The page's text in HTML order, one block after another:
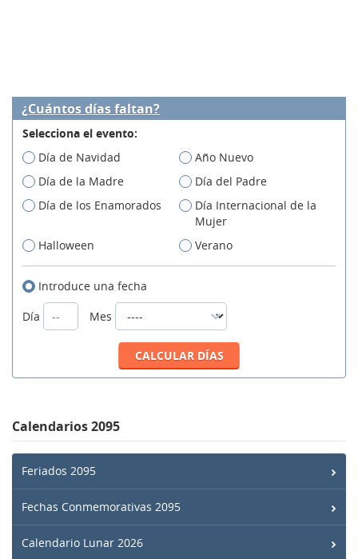
¿Cuántos días faltan?
Selecciona el evento:
Día de Navidad
Año Nuevo
Día de la Madre
Día del Padre
Día de los Enamorados
Día Internacional de la
Mujer
Halloween
Verano
Introduce una fecha
Día
Mes
Calendarios 2095
Feriados 2095
Fechas Conmemorativas 2095
Calendario Lunar 2026